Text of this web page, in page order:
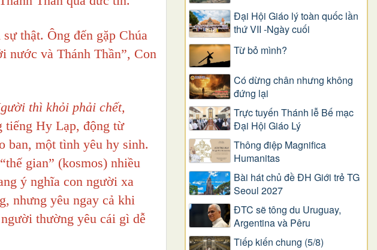
thật. Ông đến gặp Chúa
nước và Thánh Thần”, Con
thì khỏi phải chết,
tiếng Hy Lạp, động từ
ban, một tình yêu hy sinh.
gian” (kosmos) nhiều
ý nghĩa con người xa
nhưng yêu ngay cả khi
thường yêu cái gì dễ
Đại Hội Giáo lý toàn quốc lần
thứ VII -Ngày cuối
Từ bỏ mình?
Có dừng chân nhưng không
đứng lại
Trực tuyến Thánh lễ Bế mạc
Đại Hội Giáo Lý
Thông điệp Magnifica
Humanitas
Bài hát chủ đề ĐH Giới trẻ TG
Seoul 2027
ĐTC sẽ tông du Uruguay,
Argentina và Pêru
Tiếp kiến chung (5/8)